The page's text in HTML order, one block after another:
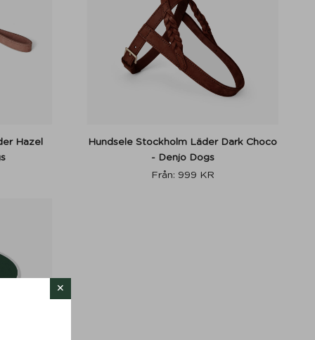
Hazel
Hundsele Stockholm Läder Dark Choco
- Denjo Dogs
Från: 999 KR